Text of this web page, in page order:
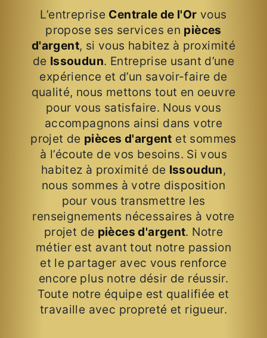
L’entreprise Centrale de l'Or vous
propose ses services en pièces
d'argent, si vous habitez à proximité
de Issoudun. Entreprise usant d’une
expérience et d’un savoir-faire de
qualité, nous mettons tout en oeuvre
pour vous satisfaire. Nous vous
accompagnons ainsi dans votre
projet de pièces d'argent et sommes
à l’écoute de vos besoins. Si vous
habitez à proximité de Issoudun,
nous sommes à votre disposition
pour vous transmettre les
renseignements nécessaires à votre
projet de pièces d'argent. Notre
métier est avant tout notre passion
et le partager avec vous renforce
encore plus notre désir de réussir.
Toute notre équipe est qualifiée et
travaille avec propreté et rigueur.